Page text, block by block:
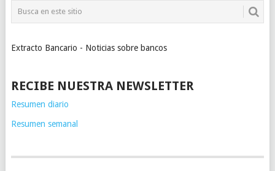
Extracto Bancario - Noticias sobre bancos
RECIBE NUESTRA NEWSLETTER
Resumen diario
Resumen semanal